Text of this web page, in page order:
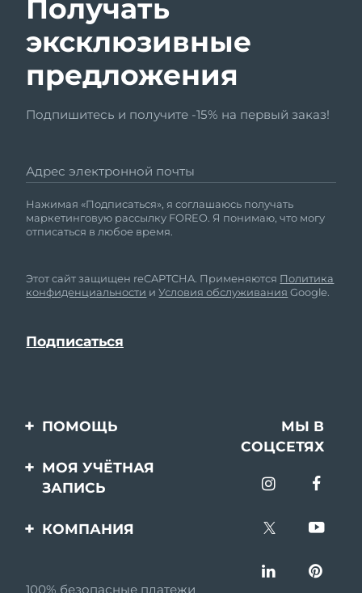
Получать
эксклюзивные
предложения
Подпишитесь и получите -15% на первый заказ!
Адрес электронной почты
Нажимая «Подписаться», я соглашаюсь получать
маркетинговую рассылку FOREO. Я понимаю, что могу
отписаться в любое время.
Этот сайт защищен reCAPTCHA. Применяются Политика
конфиденциальности иУсловия обслуживания Google.
ПОМОЩЬ
Свяжитесь с нами
Заказ и доставка
Гарантия и возврат
Информация о
МЫ В
СОЦСЕТЯХ
МОЯ УЧЁТНАЯ
ЗАПИСЬ
Регистрация продукта
КОМПАНИЯ
100% безопасные платежи